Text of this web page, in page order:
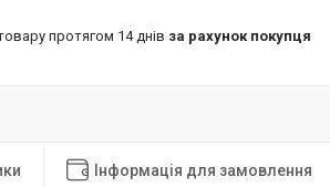
протягом 14 днів за рахунок покупця
Інформація для замовлення